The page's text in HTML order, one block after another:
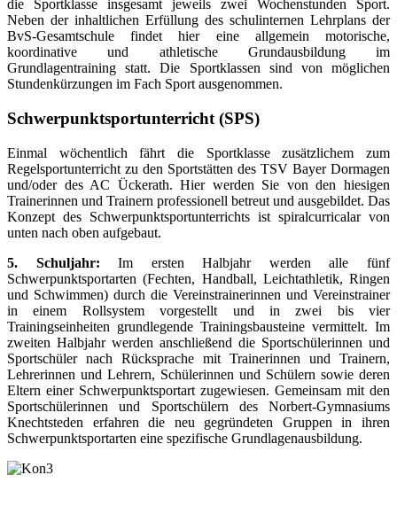
die Sportklasse insgesamt jeweils zwei Wochenstunden Sport.
Neben der inhaltlichen Erfüllung des schulinternen Lehrplans der
BvS-Gesamtschule findet hier eine allgemein motorische,
koordinative und athletische Grundausbildung im
Grundlagentraining statt.Die Sportklassen sind von möglichen
Stundenkürzungen im Fach Sport ausgenommen.
Schwerpunktsportunterricht (SPS)
Einmal wöchentlich fährt die Sportklasse zusätzlichem zum
Regelsportunterricht zu den Sportstätten des TSV Bayer Dormagen
und/oder des AC Ückerath. Hier werden Sie von den hiesigen
Trainerinnen und Trainern professionell betreut und ausgebildet. Das
Konzept des Schwerpunktsportunterrichts ist spiralcurricalar von
unten nach oben aufgebaut.
5. Schuljahr:
Im ersten Halbjahr werden alle fünf
Schwerpunktsportarten (Fechten, Handball, Leichtathletik, Ringen
und Schwimmen) durch die Vereinstrainerinnen und Vereinstrainer
in einem Rollsystem vorgestellt und in zwei bis vier
Trainingseinheiten grundlegende Trainingsbausteine vermittelt. Im
zweiten Halbjahr werden anschließend die Sportschülerinnen und
Sportschüler nach Rücksprache mit Trainerinnen und Trainern,
Lehrerinnen und Lehrern, Schülerinnen und Schülern sowie deren
Eltern einer Schwerpunktsportart zugewiesen. Gemeinsam mit den
Sportschülerinnen und Sportschülern des Norbert-Gymnasiums
Knechtsteden erfahren die neu gegründeten Gruppen in ihren
Schwerpunktsportarten eine spezifische Grundlagenausbildung.